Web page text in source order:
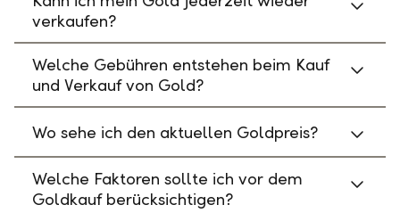
verkaufen?
Welche Gebühren entstehen beim Kauf
und Verkauf von Gold?
Wo sehe ich den aktuellen Goldpreis?
Welche Faktoren sollte ich vor dem
Goldkauf berücksichtigen?